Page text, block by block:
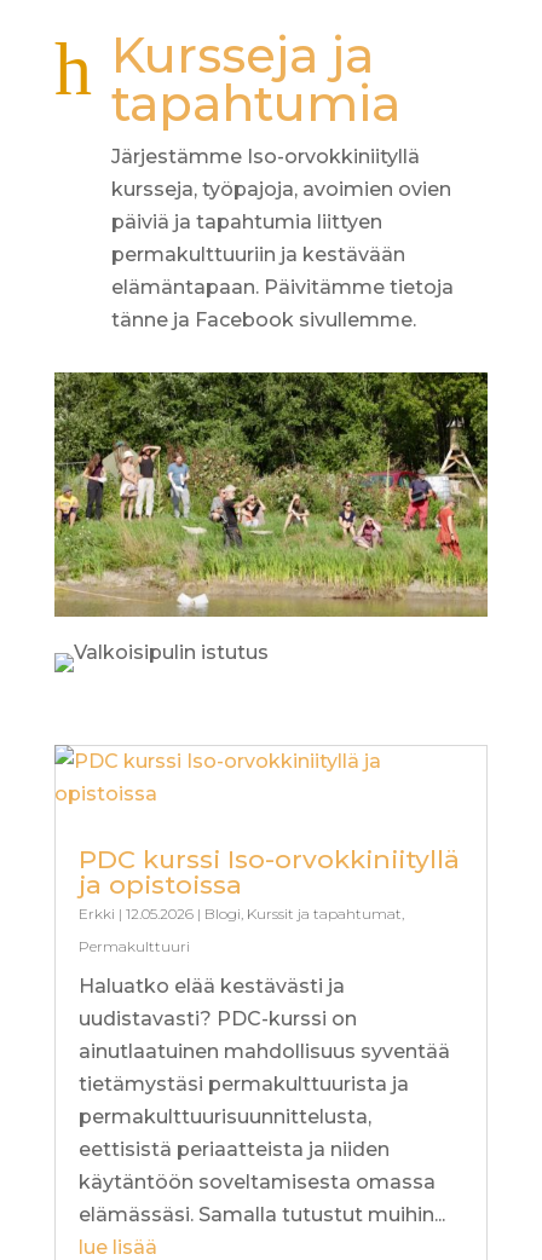
h Kursseja ja
tapahtumia
Järjestämme Iso-orvokkiniityllä
kursseja, työpajoja, avoimien ovien
päiviä ja tapahtumia liittyen
permakulttuuriin ja kestävään
elämäntapaan. Päivitämme tietoja
tänne ja Facebook sivullemme.
PDC kurssi Iso-orvokkiniityllä
ja opistoissa
Erkki | 12.05.2026| Blogi Kurssit ja tapahtumat
Permakulttuuri
Haluatko elää kestävästi ja
uudistavasti? PDC-kurssi on
ainutlaatuinen mahdollisuus syventää
tietämystäsi permakulttuurista ja
permakulttuurisuunnittelusta,
eettisistä periaatteista ja niiden
käytäntöön soveltamisesta omassa
elämässäsi. Samalla tutustut muihin...
lue lisää